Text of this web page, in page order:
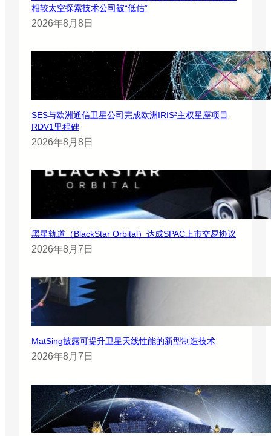
相较太空探索技术公司被“低估”
2026年8月8日
SES与欧洲通信卫星公司完成欧洲IRIS²主权星座项目
RDV1里程碑
2026年8月8日
黑星轨道（BlackStar Orbital）达成SPAC上市交易协议
2026年8月7日
MatSing披露可提升卫星天线性能的新型制造技术
2026年8月7日